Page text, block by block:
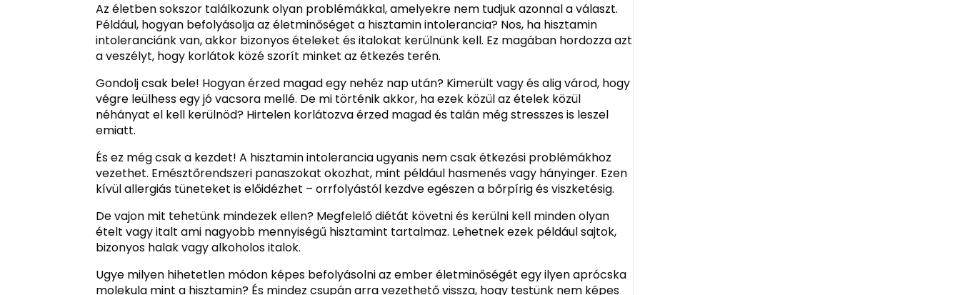
Az életben sokszor találkozunk olyan problémákkal, amelyekre nem tudjuk azonnal a választ.
Például, hogyan befolyásolja az életminőséget a hisztamin intolerancia? Nos, ha hisztamin
intoleranciánk van, akkor bizonyos ételeket és italokat kerülnünk kell. Ez magában hordozza azt
a veszélyt, hogy korlátok közé szorít minket az étkezés terén.
Gondolj csak bele! Hogyan érzed magad egy nehéz nap után? Kimerült vagy és alig várod, hogy
végre leülhess egy jó vacsora mellé. De mi történik akkor, ha ezek közül az ételek közül
néhányat el kell kerülnöd? Hirtelen korlátozva érzed magad és talán még stresszes is leszel
emiatt.
És ez még csak a kezdet! A hisztamin intolerancia ugyanis nem csak étkezési problémákhoz
vezethet. Emésztőrendszeri panaszokat okozhat, mint például hasmenés vagy hányinger. Ezen
kívül allergiás tüneteket is előidézhet – orrfolyástól kezdve egészen a bőrpírig és viszketésig.
De vajon mit tehetünk mindezek ellen? Megfelelő diétát követni és kerülni kell minden olyan
ételt vagy italt ami nagyobb mennyiségű hisztamint tartalmaz. Lehetnek ezek például sajtok,
bizonyos halak vagy alkoholos italok.
Ugye milyen hihetetlen módon képes befolyásolni az ember életminőségét egy ilyen aprócska
molekula mint a hisztamin? És mindez csupán arra vezethető vissza, hogy testünk nem képes